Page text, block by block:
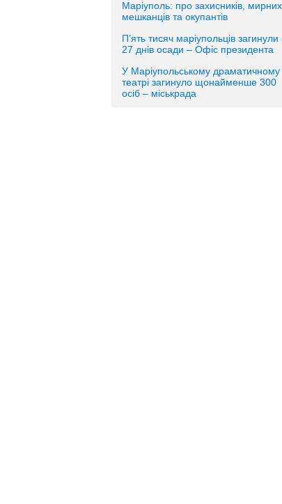
Маріуполь: про захисників, мирних
мешканців та окупантів
П’ять тисяч маріупольців загинули
27 днів осади – Офіс президента
У Маріупольському драматичному
театрі загинуло щонайменше 300
осіб – міськрада